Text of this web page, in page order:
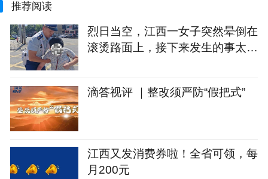
推荐阅读
烈日当空，江西一女子突然晕倒在
滚烫路面上，接下来发生的事太暖
滴答视评 ｜整改须严防“假把式”
江西又发消费券啦！全省可领，每
月200元